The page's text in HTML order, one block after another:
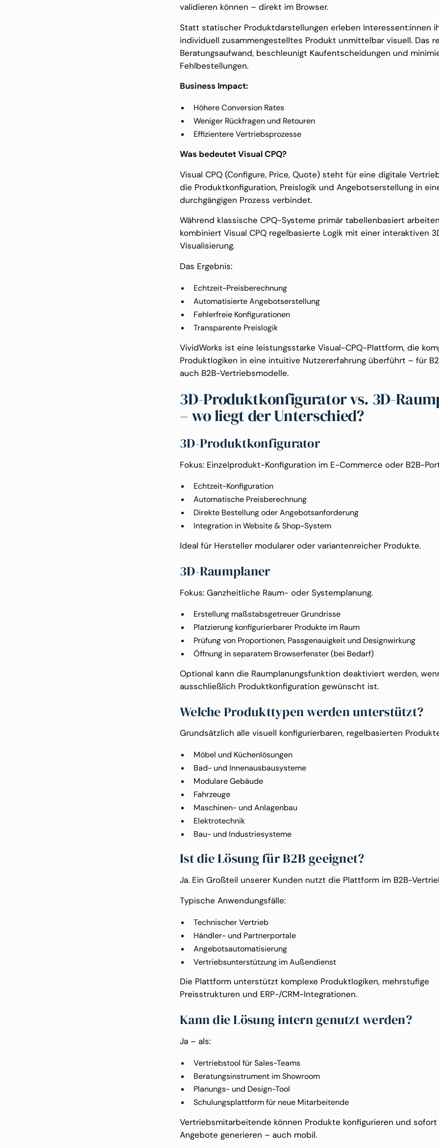
validieren können – direkt im Browser.
Statt statischer Produktdarstellungen erleben Interessent:innen
individuell zusammengestelltes Produkt unmittelbar visuell. Das
Beratungsaufwand, beschleunigt Kaufentscheidungen und
Fehlbestellungen.
Business Impact:
Höhere Conversion Rates
Weniger Rückfragen und Retouren
Effizientere Vertriebsprozesse
Was bedeutet Visual CPQ?
Visual CPQ (Configure, Price, Quote) steht für eine digitale
die Produktkonfiguration, Preislogik und Angebotserstellung in
durchgängigen Prozess verbindet.
Während klassische CPQ-Systeme primär tabellenbasiert
kombiniert Visual CPQ regelbasierte Logik mit einer interaktiven
Visualisierung.
Das Ergebnis:
Echtzeit-Preisberechnung
Automatisierte Angebotserstellung
Fehlerfreie Konfigurationen
Transparente Preislogik
VividWorks ist eine leistungsstarke Visual-CPQ-Plattform, die
Produktlogiken in eine intuitive Nutzererfahrung überführt – für
auch B2B-Vertriebsmodelle.
3D-Produktkonfigurator vs. 3D-
– wo liegt der Unterschied?
3D-Produktkonfigurator
Fokus: Einzelprodukt-Konfiguration im E-Commerce oder B2B-
Echtzeit-Konfiguration
Automatische Preisberechnung
Direkte Bestellung oder Angebotsanforderung
Integration in Website & Shop-System
Ideal für Hersteller modularer oder variantenreicher Produkte.
3D-Raumplaner
Fokus: Ganzheitliche Raum- oder Systemplanung.
Erstellung maßstabsgetreuer Grundrisse
Platzierung konfigurierbarer Produkte im Raum
Prüfung von Proportionen, Passgenauigkeit und Designwirkung
Öffnung in separatem Browserfenster (bei Bedarf)
Optional kann die Raumplanungsfunktion deaktiviert werden,
ausschließlich Produktkonfiguration gewünscht ist.
Welche Produkttypen werden unterstützt?
Grundsätzlich alle visuell konfigurierbaren, regelbasierten
Möbel und Küchenlösungen
Bad- und Innenausbausysteme
Modulare Gebäude
Fahrzeuge
Maschinen- und Anlagenbau
Elektrotechnik
Bau- und Industriesysteme
Ist die Lösung für B2B geeignet?
Ja. Ein Großteil unserer Kunden nutzt die Plattform im B2B-
Typische Anwendungsfälle:
Technischer Vertrieb
Händler- und Partnerportale
Angebotsautomatisierung
Vertriebsunterstützung im Außendienst
Die Plattform unterstützt komplexe Produktlogiken, mehrstufige
Preisstrukturen und ERP-/CRM-Integrationen.
Kann die Lösung intern genutzt werden?
Ja – als:
Vertriebstool für Sales-Teams
Beratungsinstrument im Showroom
Planungs- und Design-Tool
Schulungsplattform für neue Mitarbeitende
Vertriebsmitarbeitende können Produkte konfigurieren und
Angebote generieren – auch mobil.